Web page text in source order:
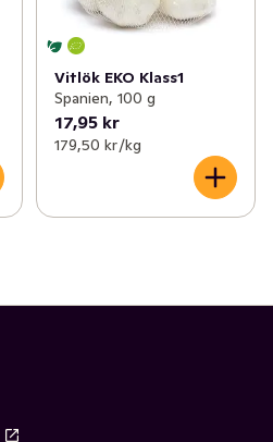
Vitlök EKO Klass1
Spanien, 100 g
17,95 kr
179,50 kr /kg